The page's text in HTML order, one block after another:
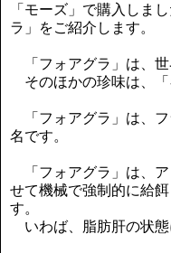
「モーズ」で購入しま
ラ」をご紹介します。
「フォアグラ」は、世
そのほかの珍味は、「
「フォアグラ」は、フ
名です。
「フォアグラ」は、ア
せて機械で強制的に給
す。
いわば、脂肪肝の状態